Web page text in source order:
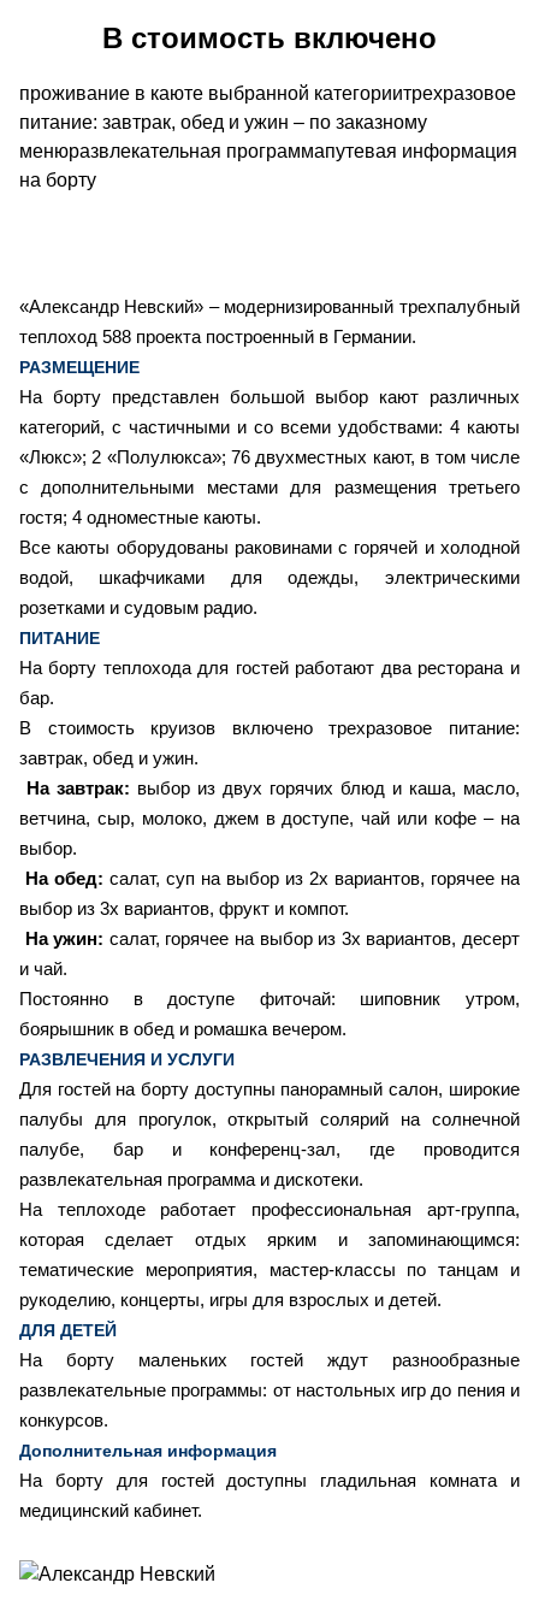
«Александр Невский» – модернизированный трехпалубный
теплоход 588 проекта построенный в Германии.
РАЗМЕЩЕНИЕ
На борту представлен большой выбор кают различных
категорий, с частичными и со всеми удобствами: 4 каюты
«Люкс»; 2 «Полулюкса»; 76 двухместных кают, в том числе
с дополнительными местами для размещения третьего
гостя; 4 одноместные каюты.
Все каюты оборудованы раковинами с горячей и холодной
водой, шкафчиками для одежды, электрическими
розетками и судовым радио.
ПИТАНИЕ
На борту теплохода для гостей работают два ресторана и
бар.
В стоимость круизов включено трехразовое питание:
завтрак, обед и ужин.
На завтрак: выбор из двух горячих блюд и каша, масло,
ветчина, сыр, молоко, джем в доступе, чай или кофе – на
выбор.
На обед: салат, суп на выбор из 2х вариантов, горячее на
выбор из 3х вариантов, фрукт и компот.
На ужин: салат, горячее на выбор из 3х вариантов, десерт
и чай.
Постоянно в доступе фиточай: шиповник утром,
боярышник в обед и ромашка вечером.
РАЗВЛЕЧЕНИЯ И УСЛУГИ
Для гостей на борту доступны панорамный салон, широкие
палубы для прогулок, открытый солярий на солнечной
палубе, бар и конференц-зал, где проводится
развлекательная программа и дискотеки.
На теплоходе работает профессиональная арт-группа,
которая сделает отдых ярким и запоминающимся:
тематические мероприятия, мастер-классы по танцам и
рукоделию, концерты, игры для взрослых и детей.
ДЛЯ ДЕТЕЙ
На борту маленьких гостей ждут разнообразные
развлекательные программы: от настольных игр до пения и
конкурсов.
Дополнительная информация
На борту для гостей доступны гладильная комната и
медицинский кабинет.
В стоимость включено
проживание в каюте выбранной категориитрехразовое
питание: завтрак, обед и ужин – по заказному
менюразвлекательная программапутевая информация
на борту